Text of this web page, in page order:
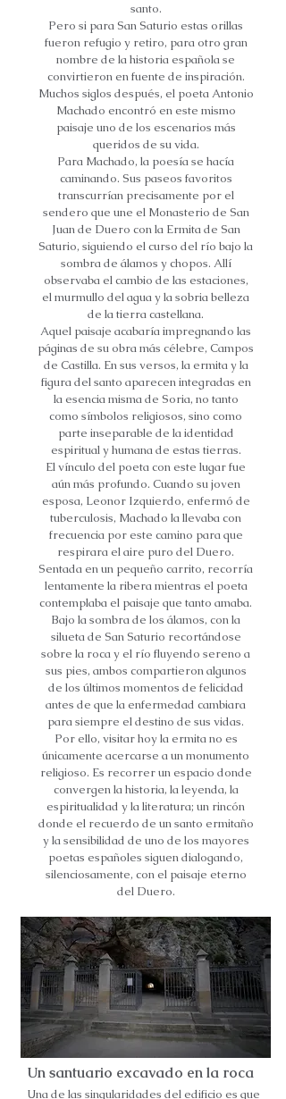
santo.
Pero si para San Saturio estas orillas
fueron refugio y retiro, para otro gran
nombre de la historia española se
convirtieron en fuente de inspiración.
Muchos siglos después, el poeta Antonio
Machado encontró en este mismo
paisaje uno de los escenarios más
queridos de su vida.
Para Machado, la poesía se hacía
caminando. Sus paseos favoritos
transcurrían precisamente por el
sendero que une el Monasterio de San
Juan de Duero con la Ermita de San
Saturio, siguiendo el curso del río bajo la
sombra de álamos y chopos. Allí
observaba el cambio de las estaciones,
el murmullo del agua y la sobria belleza
de la tierra castellana.
Aquel paisaje acabaría impregnando las
páginas de su obra más célebre, Campos
de Castilla. En sus versos, la ermita y la
figura del santo aparecen integradas en
la esencia misma de Soria, no tanto
como símbolos religiosos, sino como
parte inseparable de la identidad
espiritual y humana de estas tierras.
El vínculo del poeta con este lugar fue
aún más profundo. Cuando su joven
esposa, Leonor Izquierdo, enfermó de
tuberculosis, Machado la llevaba con
frecuencia por este camino para que
respirara el aire puro del Duero.
Sentada en un pequeño carrito, recorría
lentamente la ribera mientras el poeta
contemplaba el paisaje que tanto amaba.
Bajo la sombra de los álamos, con la
silueta de San Saturio recortándose
sobre la roca y el río fluyendo sereno a
sus pies, ambos compartieron algunos
de los últimos momentos de felicidad
antes de que la enfermedad cambiara
para siempre el destino de sus vidas.
Por ello, visitar hoy la ermita no es
únicamente acercarse a un monumento
religioso. Es recorrer un espacio donde
convergen la historia, la leyenda, la
espiritualidad y la literatura; un rincón
donde el recuerdo de un santo ermitaño
y la sensibilidad de uno de los mayores
poetas españoles siguen dialogando,
silenciosamente, con el paisaje eterno
del Duero.
Un santuario excavado en la roca
Una de las singularidades del edificio es que